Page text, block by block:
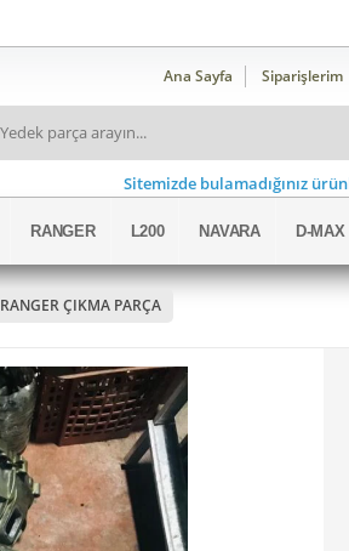
Ana Sayfa Siparişlerim
Sitemizde bulamadığınız
RANGER L200 NAVARA D-MAX
RANGER ÇIKMA PARÇA